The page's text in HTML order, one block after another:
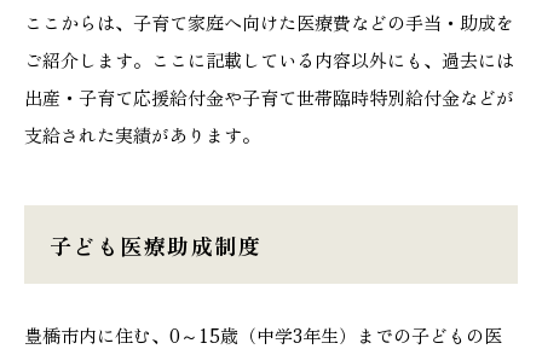
ここからは、子育て家庭へ向けた医療費などの手当・助成を
ご紹介します。ここに記載している内容以外にも、過去には
出産・子育て応援給付金や子育て世帯臨時特別給付金などが
支給された実績があります。
子ども医療助成制度
豊橋市内に住む、0～15歳（中学3年生）までの子どもの医